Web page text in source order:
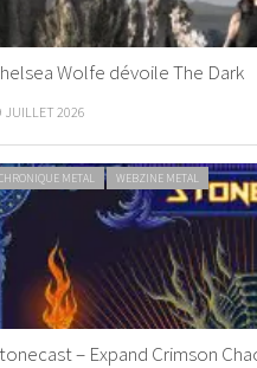
Wolfe dévoile The Dark
JUILLET 2026
METAL WEBZINE METAL
– Expand Crimson